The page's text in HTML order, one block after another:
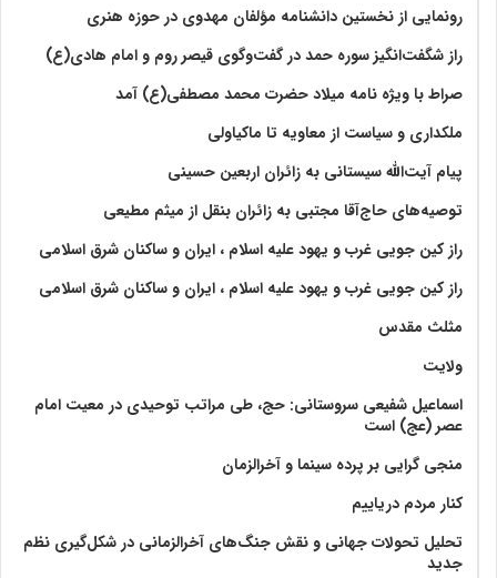
رونمایی از نخستین دانشنامه مؤلفان مهدوی در حوزه هنری
راز شگفت‌انگیز سوره حمد در گفت‌وگوی قیصر روم و امام هادی(ع)
صراط با ویژه نامه میلاد حضرت محمد مصطفی(ع) آمد
ملکداری و سیاست از معاویه تا ماکیاولی
پیام آیت‌الله سیستانی به زائران اربعین حسینی
توصیه‌های حاج‌آقا مجتبی به زائران بنقل از میثم مطیعی
راز کین جویی غرب و یهود علیه اسلام ، ایران و ساکنان شرق اسلامی
راز کین جویی غرب و یهود علیه اسلام ، ایران و ساکنان شرق اسلامی
مثلث مقدس
ولايت‏
اسماعیل شفیعی سروستانی: حج، طی مراتب توحیدی در معیت امام
عصر (عج) است
منجی گرایی بر پرده سینما و آخرالزمان
کنار مردم دریاییم
تحلیل تحولات جهانی و نقش جنگ‌های آخرالزمانی در شکل‌گیری نظم
جدید